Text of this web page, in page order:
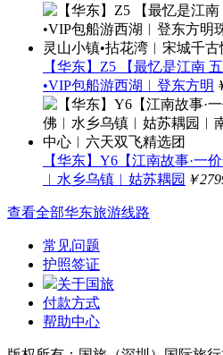
【华东】Z5 【最忆是江南
•VIP包船游西湖︱登东方明
【华东】Y6【江南故事·一
︱水乡乌镇︱姑苏耦园 ￥
查看全部华东旅游线路
常见问题
护照签证
关于国旅
付款方式
帮助中心